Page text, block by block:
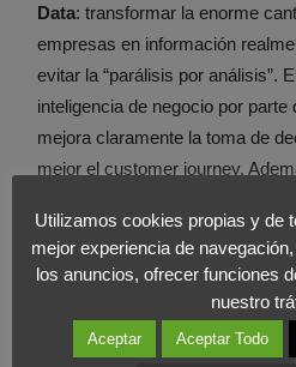
Data: transformar la enorme
empresas en información
evitar la “parálisis por análisis”.
inteligencia de negocio por
mejora claramente la toma de
mejor el customer journey.
dinámico y en constante mejora.
Impulsar la experiencia
canales como un global, y no
la experiencia global de los
facilitar la compra sea en
Utilizamos cookies propias y de
mejor experiencia de
los anuncios, ofrecer funciones
nuestro
Aceptar Aceptar Todo